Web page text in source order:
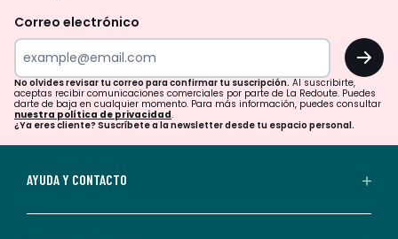
tu
para
confirmar
tu
suscripción.
aceptas
Correo electrónico
OK
No olvides revisar tu correo para confirmar tu suscripción. Al suscribirte,
aceptas recibir comunicaciones comerciales por parte de La Redoute. Puedes
darte de baja en cualquier momento. Para más información, puedes consultar
nuestra política de privacidad.
¿Ya eres cliente? Suscríbete a la newsletter desde tu espacio personal.
AYUDA Y CONTACTO